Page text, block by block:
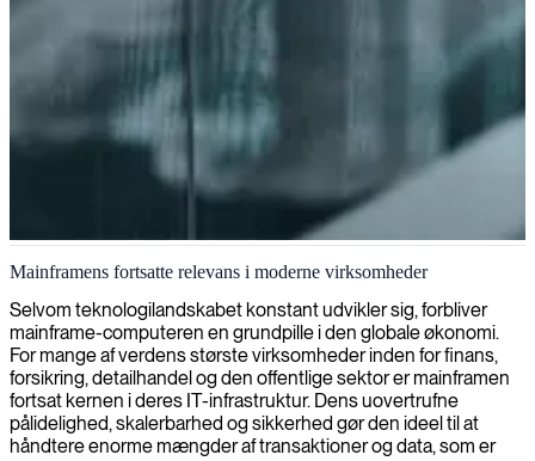
Mainframe-udvikling og modernisering
Vi leverer mainframeudviklere med ekspertise i modernisering af
legacy-systemer, der sikrer robust drift og forlænger levetiden på din
virksomheds kritiske infrastruktur.
Mainframens fortsatte relevans i moderne virksomheder
Selvom teknologilandskabet konstant udvikler sig, forbliver
mainframe-computeren en grundpille i den globale økonomi.
For mange af verdens største virksomheder inden for finans,
forsikring, detailhandel og den offentlige sektor er mainframen
fortsat kernen i deres IT-infrastruktur. Dens uovertrufne
pålidelighed, skalerbarhed og sikkerhed gør den ideel til at
håndtere enorme mængder af transaktioner og data, som er